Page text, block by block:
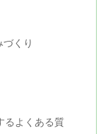
くり
るよくある質